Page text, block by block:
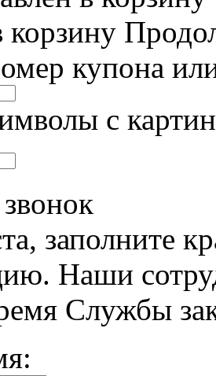
корзину
купона
с
заполните
Наши
Службы